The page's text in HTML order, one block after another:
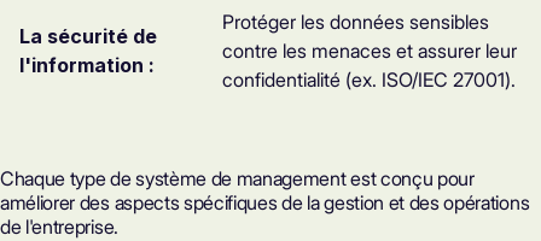
La sécurité de
l'information :
Protéger les données sensibles
contre les menaces et assurer leur
confidentialité (ex. ISO/IEC 27001).
Chaque type de système de management est conçu pour
améliorer des aspects spécifiques de la gestion et des opérations
de l'entreprise.